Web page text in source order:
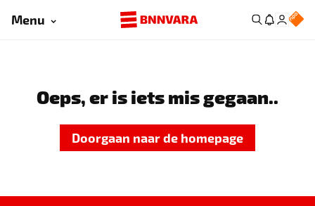
Menu
Oeps, er is iets mis gegaan..
Doorgaan naar de homepage